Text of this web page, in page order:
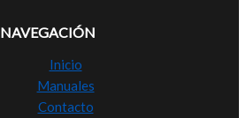
NAVEGACIÓN
Inicio
Manuales
Contacto